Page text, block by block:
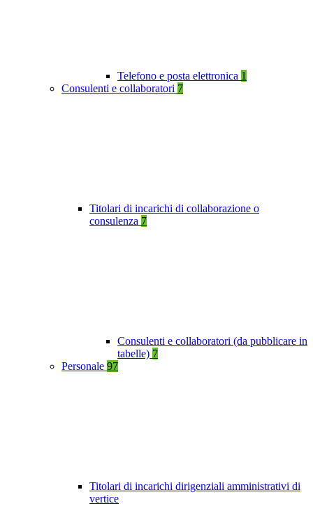
Telefono e posta elettronica 1
Consulenti e collaboratori 7
Titolari di incarichi di collaborazione o
consulenza 7
Consulenti e collaboratori (da pubblicare in
tabelle) 7
Personale 97
Titolari di incarichi dirigenziali amministrativi di
vertice